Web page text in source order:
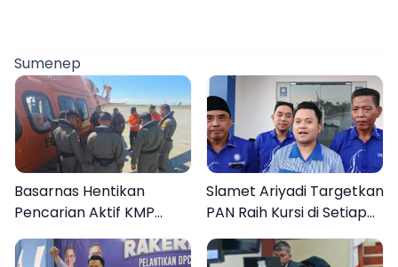
Sumenep
Basarnas Hentikan
Pencarian Aktif KMP
Mutiara Sentosa II, Empat
Orang Masih Hilang
Slamet Ariyadi Targetkan
PAN Raih Kursi di Setiap
Dapil Sumenep pada
2029